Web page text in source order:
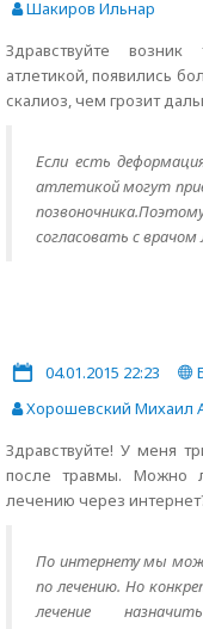
Шакиров Ильнар
Здравствуйте
атлетикой, появились
скалиоз, чем грозит
Если есть
атлетикой могут
согласовать с
04.01.2015 22:23
Хорошевский Михаил
Здравствуйте! У меня
после травмы. Можно
лечению через
По интернету мы
по лечению. Но
лечение